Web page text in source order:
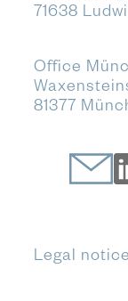
71638
Office
81377
Legal notice